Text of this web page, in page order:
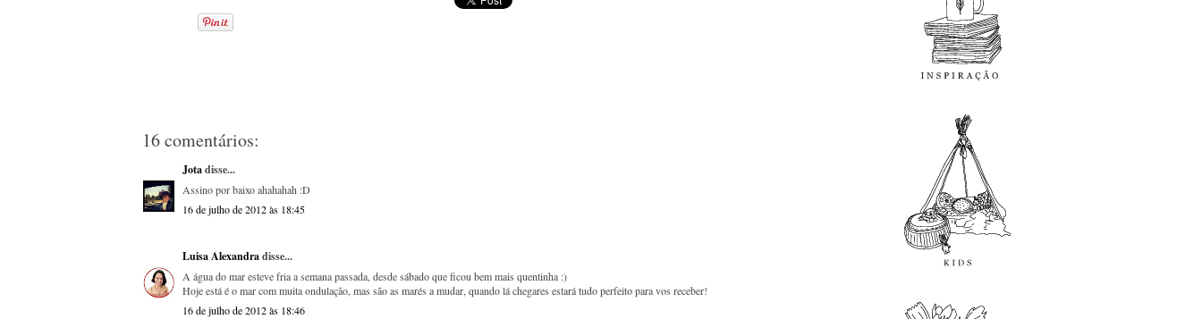
16 comentários:
Jotadisse...
Assino por baixo ahahahah :D
16 de julho de 2012 às 18:45
Luisa Alexandradisse...
A água do mar esteve fria a semana passada, desde sábado que ficou bem mais quentinha :)
Hoje está é o mar com muita ondulação, mas são as marés a mudar, quando lá chegares estará tudo perfeito para vos receber!
16 de julho de 2012 às 18:46